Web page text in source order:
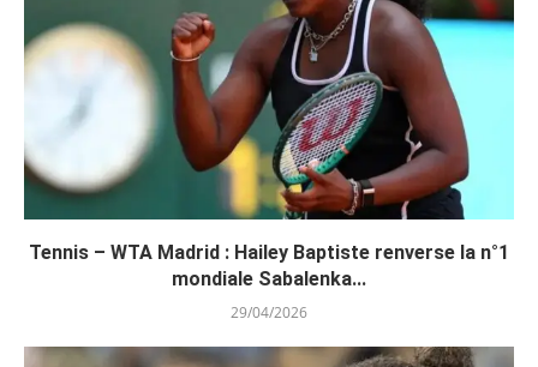
Tennis – WTA Madrid : Hailey Baptiste renverse la n°1
mondiale Sabalenka...
29/04/2026